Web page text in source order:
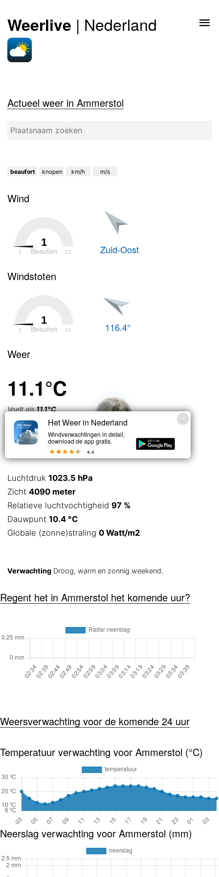
Weerlive | Nederland
Actueel weer in Ammerstol
beaufort knopen km/h m/s
Wind
1
Beaufort
1 12 Zuid-Oost
Windstoten
1
Beaufort
1 12 116.4°
Weer
11.1°C
Voelt als11.1°C
Licht bewolkt
Luchtdruk 1023.5 hPa
Zicht 4090 meter
Relatieve luchtvochtigheid 97 %
Dauwpunt 10.4 °C
Globale (zonne)straling 0 Watt/m2
Verwachting Droog, warm en zonnig weekend.
Regent het in Ammerstol het komende uur?
Weersverwachting voor de komende 24 uur
Temperatuur verwachting voor Ammerstol (°C)
Neerslag verwachting voor Ammerstol (mm)
Het Weer in Nederland
Windverwachtingen in detail,
download de app gratis.
4.4